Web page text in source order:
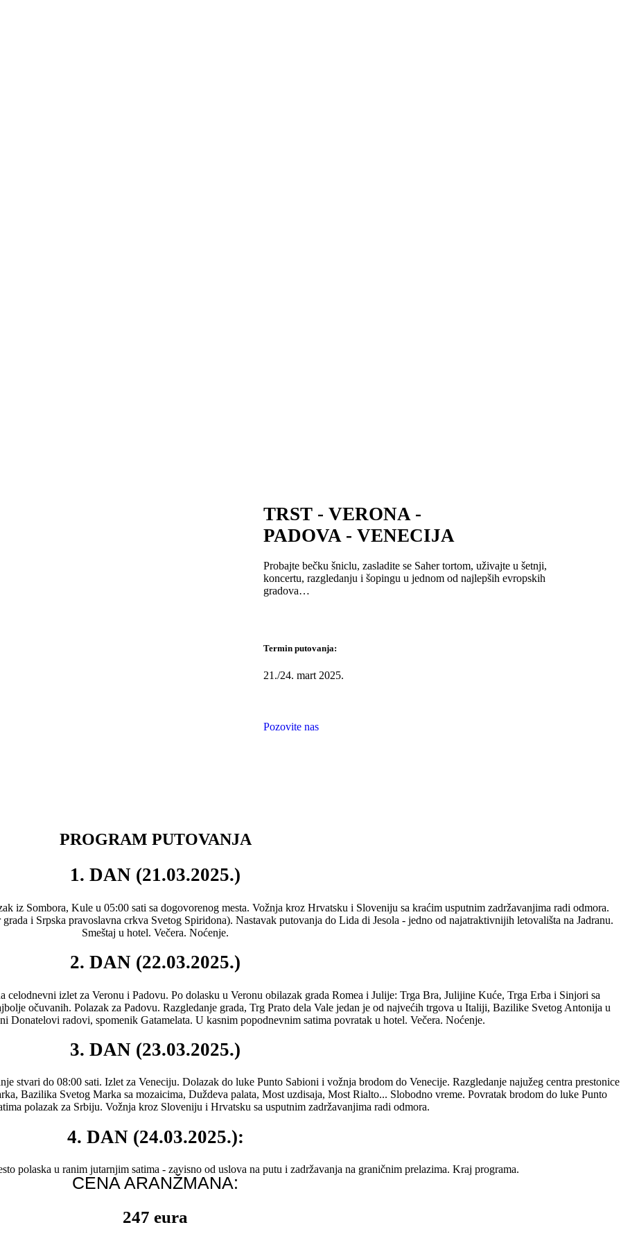
TRST - VERONA -
PADOVA - VENECIJA
Probajte bečku šniclu, zasladite se Saher tortom, uživajte u šetnji,
koncertu, razgledanju i šopingu u jednom od najlepših evropskih
gradova…
Termin putovanja:
21./24. mart 2025.
Pozovite nas
PROGRAM PUTOVANJA
1. DAN (21.03.2025.)
Sombora, Kule u 05:00 sati sa dogovorenog mesta. Vožnja kroz Hrvatsku i Sloveniju sa kraćim usputnim zadržavanjima radi odmora.
i Srpska pravoslavna crkva Svetog Spiridona). Nastavak putovanja do Lida di Jesola - jedno od najatraktivnijih letovališta na Jadranu.
Smeštaj u hotel. Večera. Noćenje.
2. DAN (22.03.2025.)
izlet za Veronu i Padovu. Po dolasku u Veronu obilazak grada Romea i Julije: Trga Bra, Julijine Kuće, Trga Erba i Sinjori sa
očuvanih. Polazak za Padovu. Razgledanje grada, Trg Prato dela Vale jedan je od najvećih trgova u Italiji, Bazilike Svetog Antonija u
Donatelovi radovi, spomenik Gatamelata. U kasnim popodnevnim satima povratak u hotel. Večera. Noćenje.
3. DAN (23.03.2025.)
do 08:00 sati. Izlet za Veneciju. Dolazak do luke Punto Sabioni i vožnja brodom do Venecije. Razgledanje najužeg centra prestonice
Bazilika Svetog Marka sa mozaicima, Duždeva palata, Most uzdisaja, Most Rialto... Slobodno vreme. Povratak brodom do luke Punto
polazak za Srbiju. Vožnja kroz Sloveniju i Hrvatsku sa usputnim zadržavanjima radi odmora.
4. DAN (24.03.2025.):
polaska u ranim jutarnjim satima - zavisno od uslova na putu i zadržavanja na graničnim prelazima. Kraj programa.
CENA ARANŽMANA:
247 eura